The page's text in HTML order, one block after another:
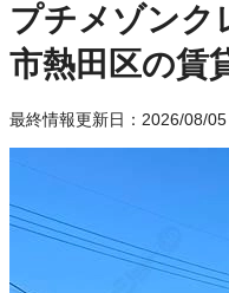
プチメゾンク
市熱田区の賃
最終情報更新日：2026/08/05